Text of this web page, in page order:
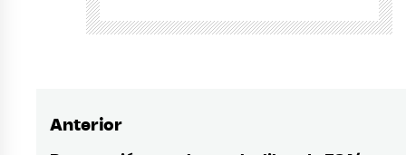
Navegación
Anterior